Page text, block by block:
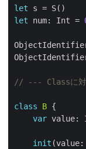
let
let num: Int =
// --- Classに対
class B
var
init